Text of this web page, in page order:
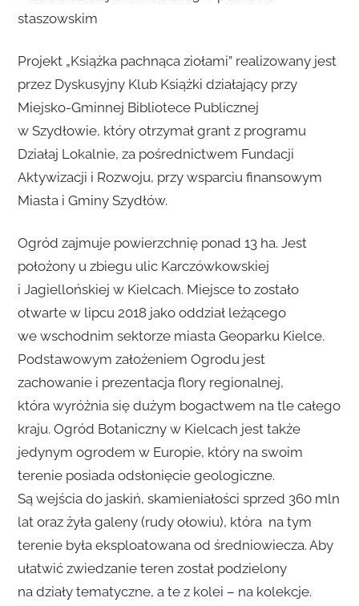
Projekt „Książka pachnąca ziołami” realizowany jest
przez Dyskusyjny Klub Książki działający przy
Miejsko-Gminnej Bibliotece Publicznej
w Szydłowie, który otrzymał grant z programu
Działaj Lokalnie, za pośrednictwem Fundacji
Aktywizacji i Rozwoju, przy wsparciu finansowym
Miasta i Gminy Szydłów.
Ogród zajmuje powierzchnię ponad 13 ha. Jest
położony u zbiegu ulic Karczówkowskiej
i Jagiellońskiej w Kielcach. Miejsce to zostało
otwarte w lipcu 2018 jako oddział leżącego
we wschodnim sektorze miasta Geoparku Kielce.
Podstawowym założeniem Ogrodu jest
zachowanie i prezentacja flory regionalnej,
która wyróżnia się dużym bogactwem na tle całego
kraju. Ogród Botaniczny w Kielcach jest także
jedynym ogrodem w Europie, który na swoim
terenie posiada odsłonięcie geologiczne.
Są wejścia do jaskiń, skamieniałości sprzed 360 mln
lat oraz żyła galeny (rudy ołowiu), która na tym
terenie była eksploatowana od średniowiecza. Aby
ułatwić zwiedzanie teren został podzielony
na działy tematyczne, a te z kolei – na kolekcje.